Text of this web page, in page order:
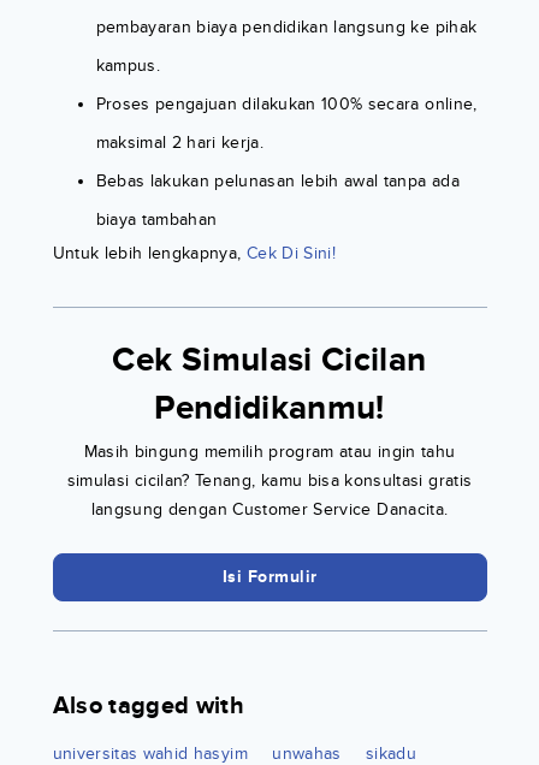
pembayaran biaya pendidikan langsung ke pihak
kampus.
Proses pengajuan dilakukan 100% secara online,
maksimal 2 hari kerja.
Bebas lakukan pelunasan lebih awal tanpa ada
biaya tambahan
Untuk lebih lengkapnya, Cek Di Sini!
Cek Simulasi Cicilan
Pendidikanmu!
Masih bingung memilih program atau ingin tahu
simulasi cicilan? Tenang, kamu bisa konsultasi gratis
langsung dengan Customer Service Danacita.
Isi Formulir
Also tagged with
universitas wahid hasyim unwahas
sikadu